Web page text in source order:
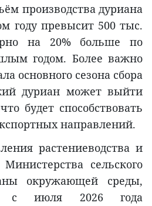
производства дуриана
году превысит 500 тыс.
на 20% больше по
годом. Более важно
основного сезона сбора
дуриан может выйти
будет способствовать
направлений.
растениеводства и
сельского
окружающей среды,
с июля 2026 года